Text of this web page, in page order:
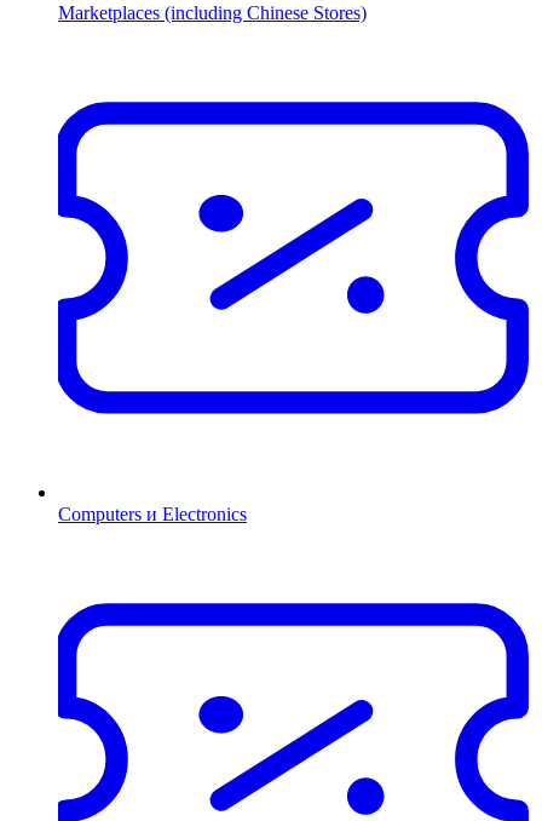
Marketplaces (including Chinese Stores)
Computers и Electronics